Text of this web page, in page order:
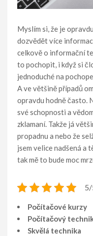
Myslím si, že je
dozvědět více
celkově o informační
to pochopit, i když si
jednoduché na
A ve většině případů
opravdu hodně často.
své schopnosti a
zklamaní. Takže já
propadnu a nebo že
jsem velice nadšená a
tak mě to bude moc
5/
Počítačové kurzy
Počítačový
Skvělá technika